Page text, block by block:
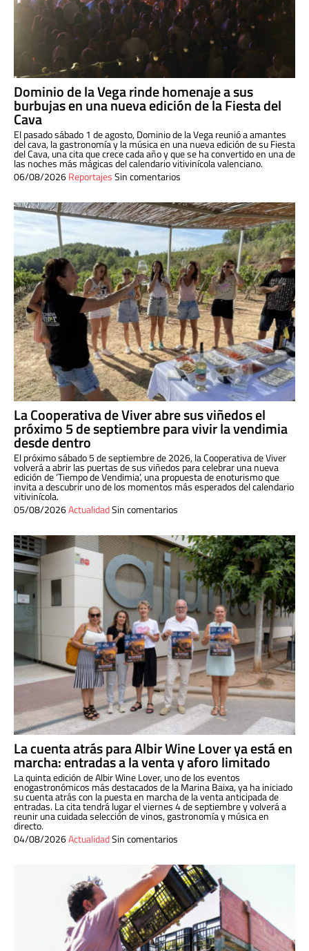
Dominio de la Vega rinde homenaje a sus
burbujas en una nueva edición de la Fiesta del
Cava
El pasado sábado 1 de agosto, Dominio de la Vega reunió a amantes
del cava, la gastronomía y la música en una nueva edición de su Fiesta
del Cava, una cita que crece cada año y que se ha convertido en una de
las noches más mágicas del calendario vitivinícola valenciano.
06/08/2026ReportajesSin comentarios
La Cooperativa de Viver abre sus viñedos el
próximo 5 de septiembre para vivir la vendimia
desde dentro
El próximo sábado 5 de septiembre de 2026, la Cooperativa de Viver
volverá a abrir las puertas de sus viñedos para celebrar una nueva
edición de ‘Tiempo de Vendimia’, una propuesta de enoturismo que
invita a descubrir uno de los momentos más esperados del calendario
vitivinícola.
05/08/2026ActualidadSin comentarios
La cuenta atrás para Albir Wine Lover ya está en
marcha: entradas a la venta y aforo limitado
La quinta edición de Albir Wine Lover, uno de los eventos
enogastronómicos más destacados de la Marina Baixa, ya ha iniciado
su cuenta atrás con la puesta en marcha de la venta anticipada de
entradas. La cita tendrá lugar el viernes 4 de septiembre y volverá a
reunir una cuidada selección de vinos, gastronomía y música en
directo.
04/08/2026ActualidadSin comentarios